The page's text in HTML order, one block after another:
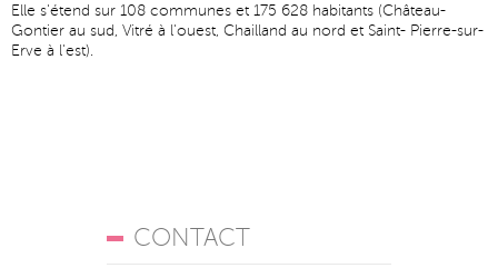
Elle s'étend sur 108 communes et 175 628 habitants (Château-
Gontier au sud, Vitré à l'ouest, Chailland au nord et Saint- Pierre-sur-
Erve à l'est).
CONTACT